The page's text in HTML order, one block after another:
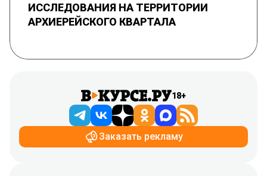
ИССЛЕДОВАНИЯ НА ТЕРРИТОРИИ
АРХИЕРЕЙСКОГО КВАРТАЛА
18+
Заказать рекламу